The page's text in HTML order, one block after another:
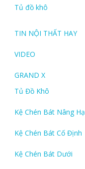
Tủ đồ khô
TIN NỘI THẤT HAY
VIDEO
GRAND X
Tủ Đồ Khô
Kệ Chén Bát Nâng Hạ
Kệ Chén Bát Cố Định
Kệ Chén Bát Dưới